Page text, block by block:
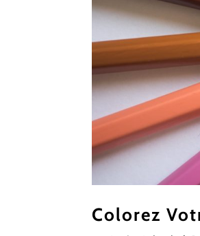
Colorez